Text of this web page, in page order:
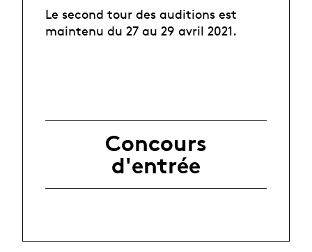
Le second tour des auditions est
maintenu du 27 au 29 avril 2021.
Concours
d'entrée